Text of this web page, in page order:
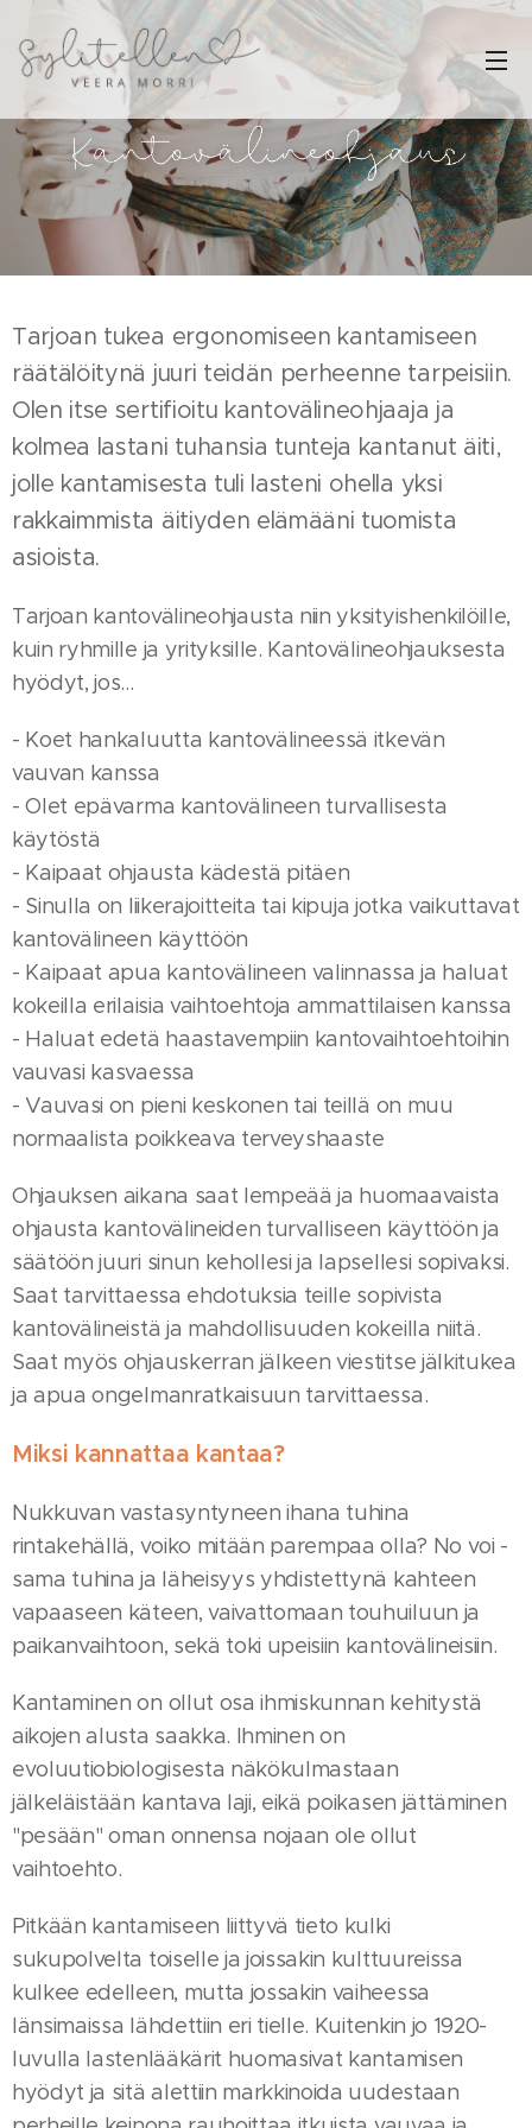
Tarjoan tukea ergonomiseen kantamiseen
räätälöitynä juuri teidän perheenne tarpeisiin.
Olen itse sertifioitu kantovälineohjaaja ja
kolmea lastani tuhansia tunteja kantanut äiti,
jolle kantamisesta tuli lasteni ohella yksi
rakkaimmista äitiyden elämääni tuomista
asioista.
Tarjoan kantovälineohjausta niin yksityishenkilöille,
kuin ryhmille ja yrityksille. Kantovälineohjauksesta
hyödyt, jos...
- Koet hankaluutta kantovälineessä itkevän
vauvan kanssa
- Olet epävarma kantovälineen turvallisesta
käytöstä
- Kaipaat ohjausta kädestä pitäen
- Sinulla on liikerajoitteita tai kipuja jotka vaikuttavat
kantovälineen käyttöön
- Kaipaat apua kantovälineen valinnassa ja haluat
kokeilla erilaisia vaihtoehtoja ammattilaisen kanssa
- Haluat edetä haastavempiin kantovaihtoehtoihin
vauvasi kasvaessa
- Vauvasi on pieni keskonen tai teillä on muu
normaalista poikkeava terveyshaaste
Ohjauksen aikana saat lempeää ja huomaavaista
ohjausta kantovälineiden turvalliseen käyttöön ja
säätöön juuri sinun kehollesi ja lapsellesi sopivaksi.
Saat tarvittaessa ehdotuksia teille sopivista
kantovälineistä ja mahdollisuuden kokeilla niitä.
Saat myös ohjauskerran jälkeen viestitse jälkitukea
ja apua ongelmanratkaisuun tarvittaessa.
Miksi kannattaa kantaa?
Nukkuvan vastasyntyneen ihana tuhina
rintakehällä, voiko mitään parempaa olla? No voi -
sama tuhina ja läheisyys yhdistettynä kahteen
vapaaseen käteen, vaivattomaan touhuiluun ja
paikanvaihtoon, sekä toki upeisiin kantovälineisiin.
Kantaminen on ollut osa ihmiskunnan kehitystä
aikojen alusta saakka. Ihminen on
evoluutiobiologisesta näkökulmastaan
jälkeläistään kantava laji, eikä poikasen jättäminen
"pesään" oman onnensa nojaan ole ollut
vaihtoehto.
Pitkään kantamiseen liittyvä tieto kulki
sukupolvelta toiselle ja joissakin kulttuureissa
kulkee edelleen, mutta jossakin vaiheessa
länsimaissa lähdettiin eri tielle. Kuitenkin jo 1920-
luvulla lastenlääkärit huomasivat kantamisen
hyödyt ja sitä alettiin markkinoida uudestaan